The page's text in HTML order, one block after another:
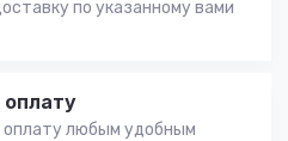
по указанному вами
оплату любым удобным